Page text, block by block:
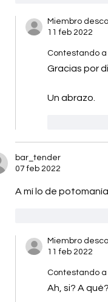
Miembro
11 feb 2022
Contestando a
Gracias por
Un abrazo.
bar_tender
07 feb 2022
A mí lo de
Miembro
11 feb 2022
Contestando a
Ah, si? A qué?